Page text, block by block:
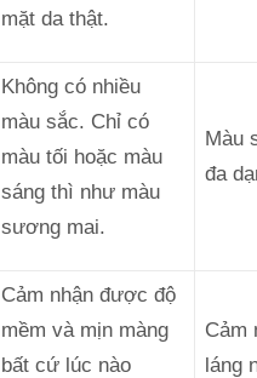
mặt da thật.
Không có nhiều
màu sắc. Chỉ có
màu tối hoặc màu
sáng thì như màu
sương mai.
Màu
đa
Cảm nhận được độ
mềm và mịn màng
bất cứ lúc nào
Cảm
láng